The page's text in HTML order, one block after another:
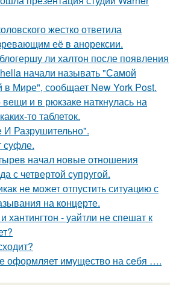
жестко ответила
её в анорексии.
ли халтон после появления
начали называть "Самой
в Мире", сообщает New York Post.
и в рюкзаке наткнулась на
то таблеток.
Разрушительно".
суфле.
начал новые отношения
с четвертой супругой.
не может отпустить ситуацию с
на концерте.
хантингтон - уайтли не спешат к
оформляет имущество на себя ….